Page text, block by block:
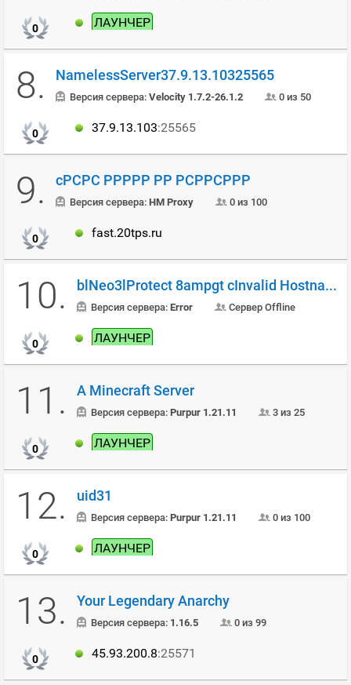
0 ЛАУНЧЕР
8. NamelessServer37.9.13.10325565
Версия сервера: Velocity 1.7.2-26.1.2 0 из 50
0 37.9.13.103:25565
9. cРСРС РРРРР РР РСРРСРРР
Версия сервера: HM Proxy 0 из 100
0 fast.20tps.ru
10. blNeo3lProtect 8ampgt cInvalid Hostname7Visit
Версия сервера: Error Сервер Offline
0 ЛАУНЧЕР
11. A Minecraft Server
Версия сервера: Purpur 1.21.11 3 из 25
0 ЛАУНЧЕР
12. uid31
Версия сервера: Purpur 1.21.11 0 из 100
0 ЛАУНЧЕР
13. Your Legendary Anarchy
Версия сервера: 1.16.5 0 из 99
0 45.93.200.8:25571